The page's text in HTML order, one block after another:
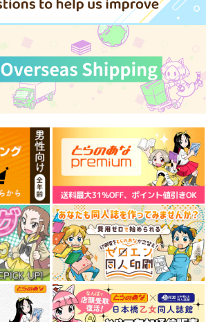
サンプル
サンプル
酔いどれエルフ剣士ラ
リエル
Westwind
605円（税込）
サンプル
ブレッディ
_NIKKE(HanhChu)_s
Bタペストリー
くわい屋
3,929円（税込）
ブレッディ
サンプル